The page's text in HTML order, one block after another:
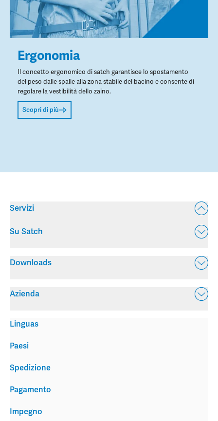
Ergonomia
Il concetto ergonomico di satch garantisce lo spostamento
del peso dalle spalle alla zona stabile del bacino e consente di
regolare la vestibilità dello zaino.
Scopri di più
Servizi
Su Satch
Downloads
Azienda
Spedizione
Pagamento
Impegno
Linguas
Paesi